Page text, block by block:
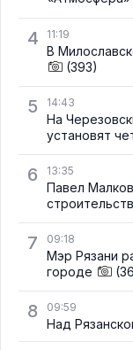
4 11:19
В
(393)
5 14:43
На
установят
6 13:35
Павел
7 09:18
Мэр Рязани
городе
8 09:59
Над